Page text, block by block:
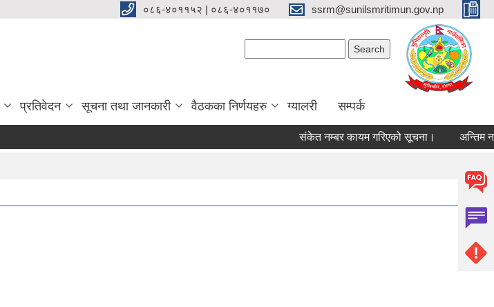
०८६-४०११५२ | ०८६-४०११७० ssrm@sunilsmritimun.gov.np
प्रतिवेदन सूचना तथा जानकारी वैठकका निर्णयहरु ग्यालरी सम्पर्क
संकेत नम्बर कायम गरिएको सूचना। अन्तिम